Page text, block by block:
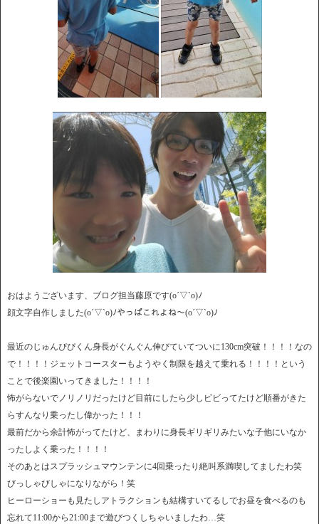
おはようございます、ブログ担当藤原です(o´▽`o)ﾉ
顔文字自作しました(o´▽`o)ﾉやっぱこれよね～(o´▽`o)ﾉ
最近のじゅんぴぴくん身長がぐんぐん伸びていてついに130cm突破！！！！なの
で！！！！ジェットコースターもようやく制限を越えて乗れる！！！！という
ことで後楽園いってきました！！！！
怖がらないでノリノリだったけど目前にしたら少しビビってたけど順番がきた
らすんなり乗ったし偉かった！！！
最前だから余計怖がってたけど、まわりに身長ギリギリみたいな子他にいなか
ったしよく乗った！！！！
そのあとはスプラッシュマウンテンに4回乗ったり絶叫系満喫してましたわ笑
びっしゃびしゃになりながら！笑
ヒーローショーも見たしアトラクションも結構すいてるしでお昼を食べるのも
忘れて11:00から21:00まで遊びつくしちゃいましたわ…笑